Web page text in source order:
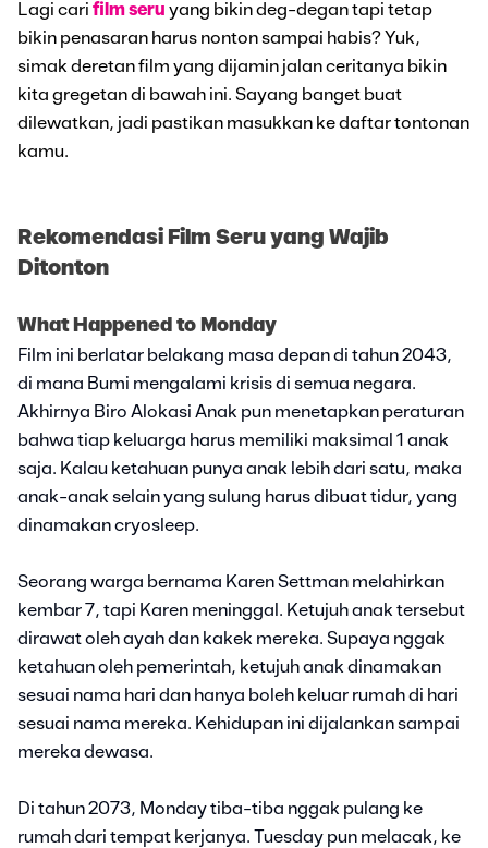
Lagi cari film seru yang bikin deg-degan tapi tetap
bikin penasaran harus nonton sampai habis? Yuk,
simak deretan film yang dijamin jalan ceritanya bikin
kita gregetan di bawah ini. Sayang banget buat
dilewatkan, jadi pastikan masukkan ke daftar tontonan
kamu.
Rekomendasi Film Seru yang Wajib
Ditonton
What Happened to Monday
Film ini berlatar belakang masa depan di tahun 2043,
di mana Bumi mengalami krisis di semua negara.
Akhirnya Biro Alokasi Anak pun menetapkan peraturan
bahwa tiap keluarga harus memiliki maksimal 1 anak
saja. Kalau ketahuan punya anak lebih dari satu, maka
anak-anak selain yang sulung harus dibuat tidur, yang
dinamakan cryosleep.
Seorang warga bernama Karen Settman melahirkan
kembar 7, tapi Karen meninggal. Ketujuh anak tersebut
dirawat oleh ayah dan kakek mereka. Supaya nggak
ketahuan oleh pemerintah, ketujuh anak dinamakan
sesuai nama hari dan hanya boleh keluar rumah di hari
sesuai nama mereka. Kehidupan ini dijalankan sampai
mereka dewasa.
Di tahun 2073, Monday tiba-tiba nggak pulang ke
rumah dari tempat kerjanya. Tuesday pun melacak, ke